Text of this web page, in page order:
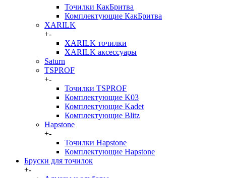
Точилки КакБритва
Комплектующие КакБритва
XARILK
+-
XARILK точилки
XARILK аксессуары
Saturn
TSPROF
+-
Точилки TSPROF
Комплектующие K03
Комплектующие Kadet
Комплектующие Blitz
Hapstone
+-
Точилки Hapstone
Комплектующие Hapstone
Бруски для точилок
+-